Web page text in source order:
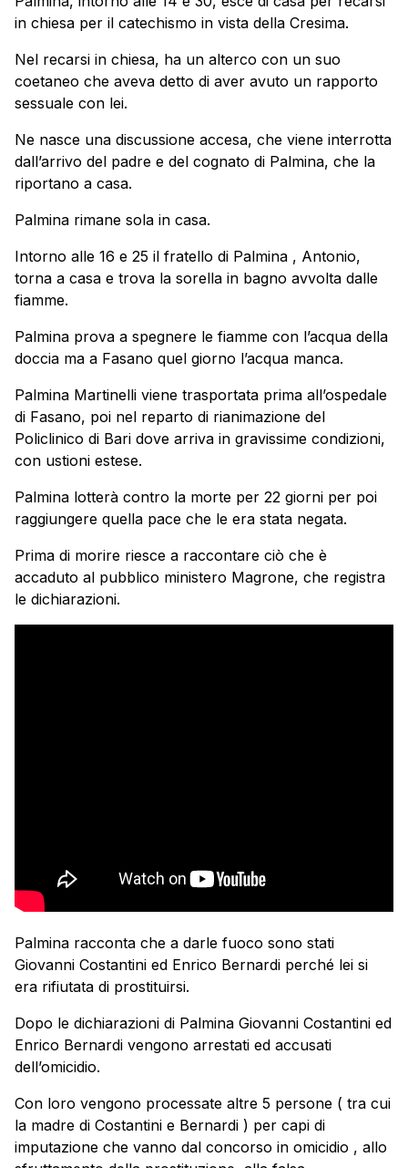
in chiesa per il catechismo in vista della Cresima.
Nel recarsi in chiesa, ha un alterco con un suo
coetaneo che aveva detto di aver avuto un rapporto
sessuale con lei.
Ne nasce una discussione accesa, che viene interrotta
dall’arrivo del padre e del cognato di Palmina, che la
riportano a casa.
Palmina rimane sola in casa.
Intorno alle 16 e 25 il fratello di Palmina , Antonio,
torna a casa e trova la sorella in bagno avvolta dalle
fiamme.
Palmina prova a spegnere le fiamme con l’acqua della
doccia ma a Fasano quel giorno l’acqua manca.
Palmina Martinelli viene trasportata prima all’ospedale
di Fasano, poi nel reparto di rianimazione del
Policlinico di Bari dove arriva in gravissime condizioni,
con ustioni estese.
Palmina lotterà contro la morte per 22 giorni per poi
raggiungere quella pace che le era stata negata.
Prima di morire riesce a raccontare ciò che è
accaduto al pubblico ministero Magrone, che registra
le dichiarazioni.
Palmina racconta che a darle fuoco sono stati
Giovanni Costantini ed Enrico Bernardi perché lei si
era rifiutata di prostituirsi.
Dopo le dichiarazioni di Palmina Giovanni Costantini ed
Enrico Bernardi vengono arrestati ed accusati
dell’omicidio.
Con loro vengono processate altre 5 persone ( tra cui
la madre di Costantini e Bernardi ) per capi di
imputazione che vanno dal concorso in omicidio , allo